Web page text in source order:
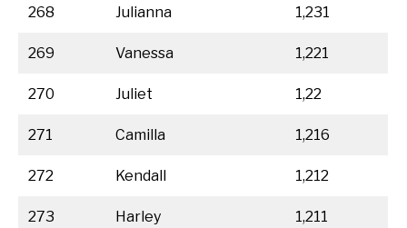
268 Julianna 1,231
269 Vanessa 1,221
270 Juliet 1,22
271 Camilla 1,216
272 Kendall 1,212
273 Harley 1,211